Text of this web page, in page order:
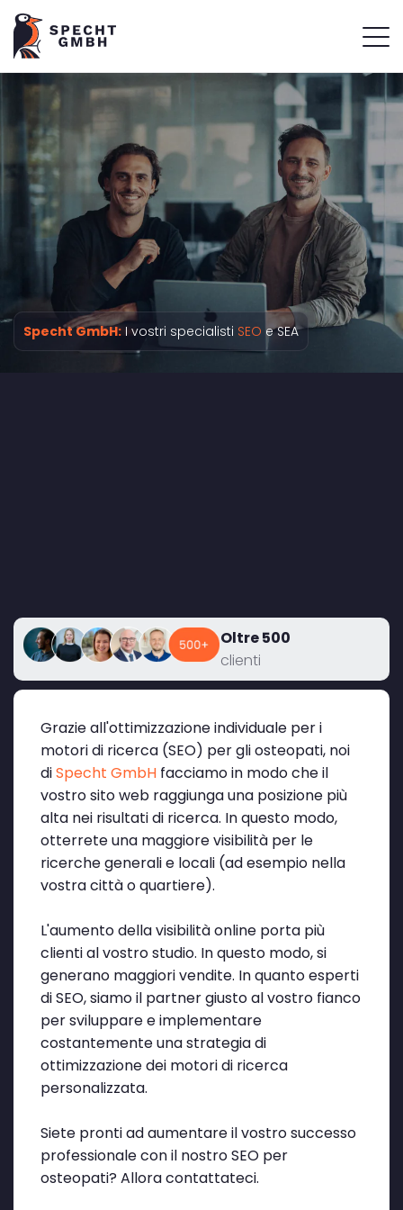
Specht GmbH: I vostri specialisti SEO e SEA
Oltre 500
clienti
Grazie all'ottimizzazione individuale per i
motori di ricerca (SEO) per gli osteopati, noi
diSpecht GmbH facciamo in modo che il
vostro sito web raggiunga una posizione più
alta nei risultati di ricerca. In questo modo,
otterrete una maggiore visibilità per le
ricerche generali e locali (ad esempio nella
vostra città o quartiere).
L'aumento della visibilità online porta più
clienti al vostro studio. In questo modo, si
generano maggiori vendite. In quanto esperti
di SEO, siamo il partner giusto al vostro fianco
per sviluppare e implementare
costantemente una strategia di
ottimizzazione dei motori di ricerca
personalizzata.
Siete pronti ad aumentare il vostro successo
professionale con il nostro SEO per
osteopati? Allora contattateci.